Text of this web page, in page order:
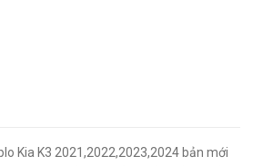
Kia K3 2021,2022,2023,2024 bản mới